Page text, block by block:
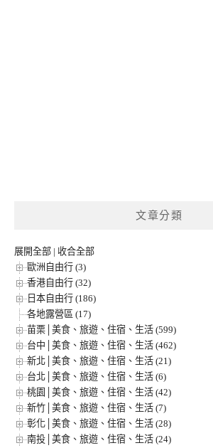
文章分類
展開全部 | 收合全部
歐洲自由行 (3)
香港自由行 (32)
日本自由行 (186)
各地露營區 (17)
苗栗│美食、旅遊、住宿、生活 (599)
台中│美食、旅遊、住宿、生活 (462)
新北│美食、旅遊、住宿、生活 (21)
台北│美食、旅遊、住宿、生活 (6)
桃園│美食、旅遊、住宿、生活 (42)
新竹│美食、旅遊、住宿、生活 (7)
彰化│美食、旅遊、住宿、生活 (28)
南投│美食、旅遊、住宿、生活 (24)